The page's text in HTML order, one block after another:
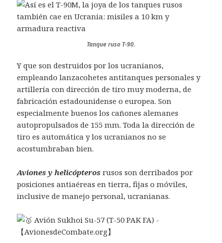
Tanque ruso T-90.
Y que son destruidos por los ucranianos,
empleando lanzacohetes antitanques personales y
artillería con dirección de tiro muy moderna, de
fabricación estadounidense o europea. Son
especialmente buenos los cañones alemanes
autopropulsados de 155 mm. Toda la dirección de
tiro es automática y los ucranianos no se
acostumbraban bien.
Aviones y helicópteros rusos son derribados por
posiciones antiaéreas en tierra, fijas o móviles,
inclusive de manejo personal, ucranianas.